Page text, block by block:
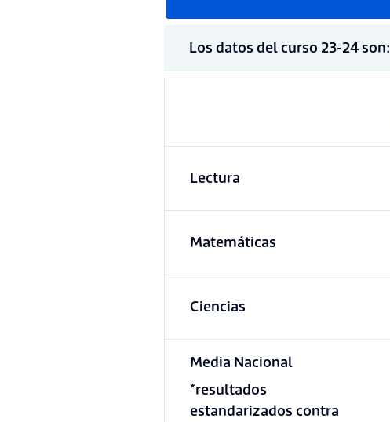
Los datos del curso 23-24 son:
Lectura
Matemáticas
Ciencias
Media Nacional
*resultados
estandarizados contra